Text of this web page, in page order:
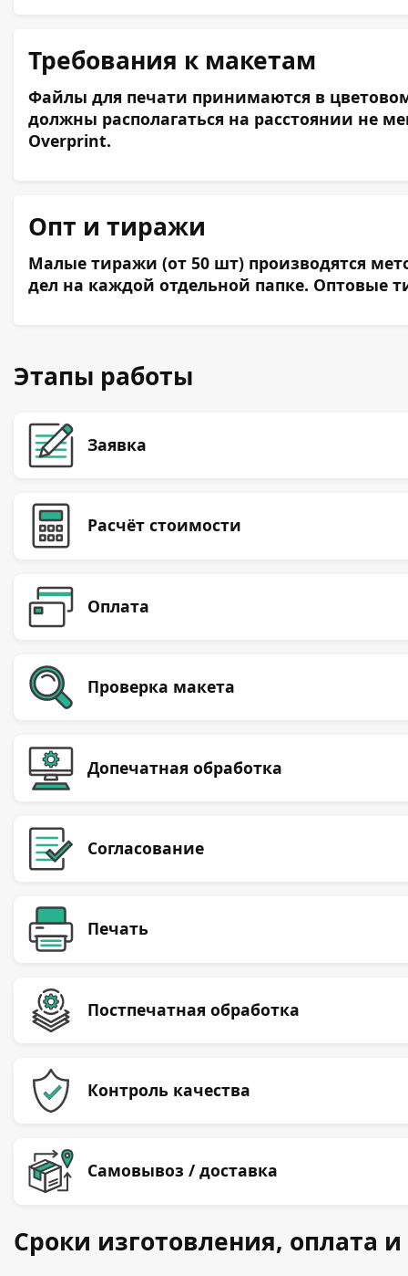
Требования к макетам
Файлы для печати принимаются в
должны располагаться на расстоянии не
Overprint.
Опт и тиражи
Малые тиражи (от 50 шт) производятся
дел на каждой отдельной папке. Оптовые
Этапы работы
Заявка
Расчёт стоимости
Оплата
Проверка макета
Допечатная обработка
Согласование
Печать
Постпечатная обработка
Контроль качества
Самовывоз / доставка
Сроки изготовления, оплата и